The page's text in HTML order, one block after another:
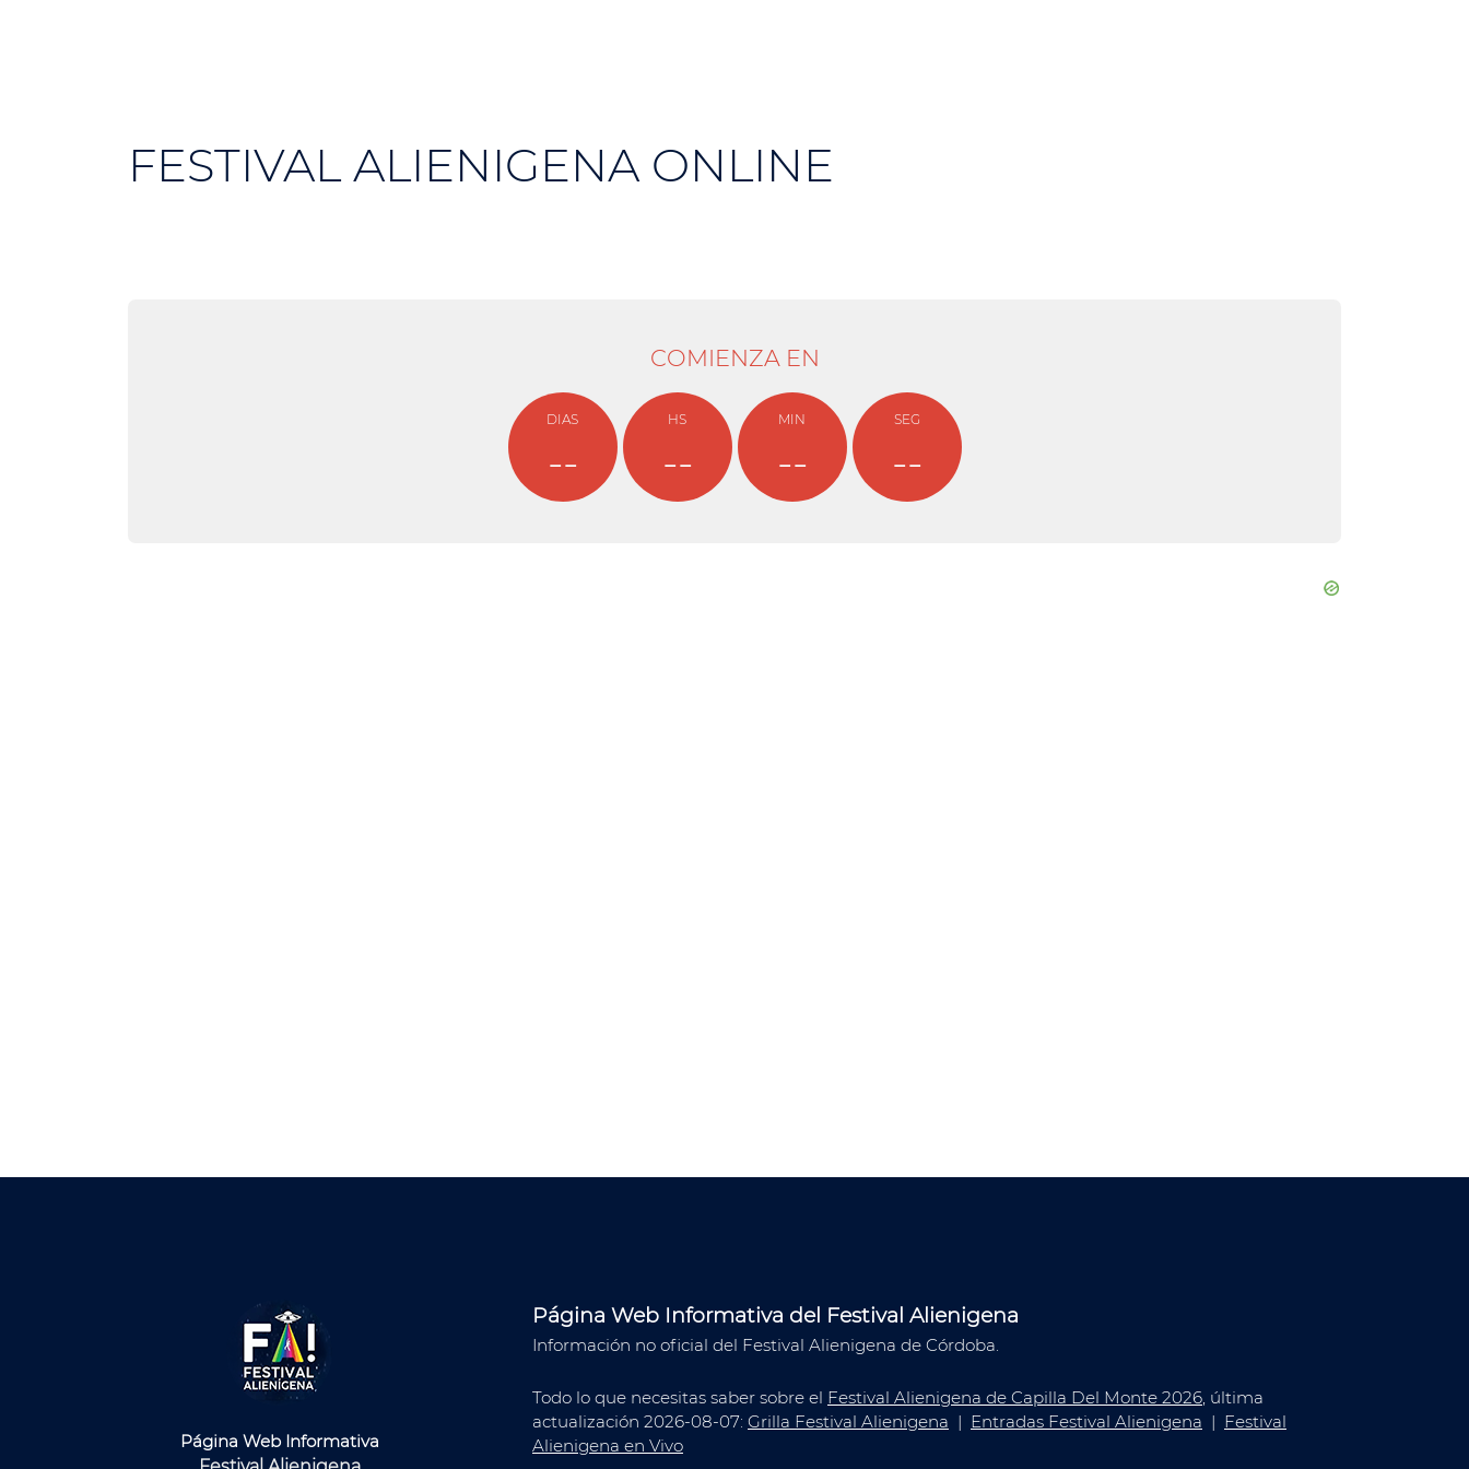
FESTIVAL ALIENIGENA ONLINE
COMIENZA EN
DIAS
--
HS
--
MIN
--
SEG
--
Página Web Informativa
Página Web Informativa del Festival Alienigena
Información no oficial del Festival Alienigena de Córdoba.
Todo lo que necesitas saber sobre el Festival Alienigena de Capilla Del Monte 2026, última
actualización 2026-08-07: Grilla Festival Alienigena | Entradas Festival Alienigena | Festival
Alienigena en Vivo